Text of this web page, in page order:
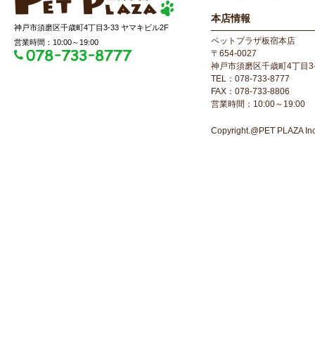
神戸市須磨区千歳町4丁目3-33 ヤマキビル2F
営業時間：10:00～19:00
本店情報
ペットプラザ板宿本店
〒654-0027
神戸市須磨区千歳町4丁目
TEL：078-733-8777
FAX：078-733-8806
営業時間：10:00～19:00
Copyright.@PET PLAZA